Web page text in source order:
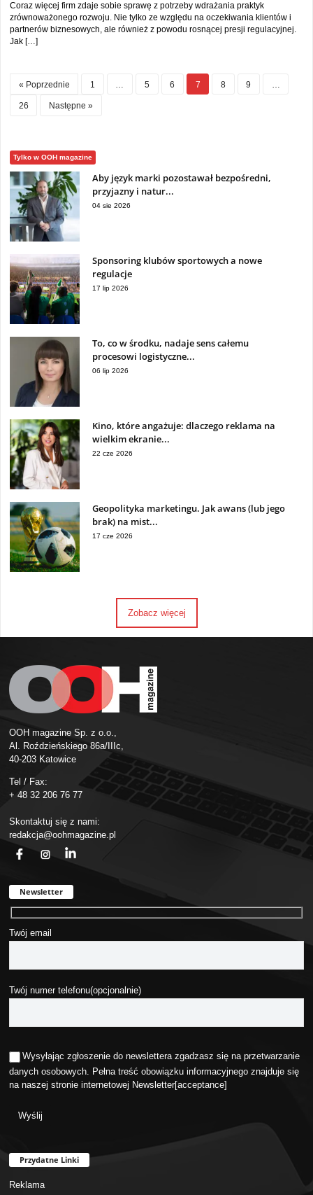
Coraz więcej firm zdaje sobie sprawę z potrzeby wdrażania praktyk
zrównoważonego rozwoju. Nie tylko ze względu na oczekiwania klientów i
partnerów biznesowych, ale również z powodu rosnącej presji regulacyjnej.
Jak […]
« Poprzednie 1 5 6 7 8 9
26 Następne »
Tylko w OOH magazine
Aby język marki pozostawał bezpośredni,
przyjazny i natur...
04 sie 2026
Sponsoring klubów sportowych a nowe
regulacje
17 lip 2026
To, co w środku, nadaje sens całemu
procesowi logistyczne...
06 lip 2026
Kino, które angażuje: dlaczego reklama na
wielkim ekranie...
22 cze 2026
Geopolityka marketingu. Jak awans (lub jego
brak) na mist...
17 cze 2026
Zobacz więcej
OOH magazine Sp. z o.o.,
Al. Roździeńskiego 86a/IIIc,
40-203 Katowice
Tel / Fax:
+ 48 32 206 76 77
Skontaktuj się z nami:
redakcja@oohmagazine.pl
Newsletter
Twój email
Twój numer telefonu(opcjonalnie)
Wysyłając zgłoszenie do newslettera zgadzasz się na przetwarzanie
danych osobowych. Pełna treść obowiązku informacyjnego znajduje się
na naszej stronie internetowej Newsletter[acceptance]
Przydatne Linki
Reklama